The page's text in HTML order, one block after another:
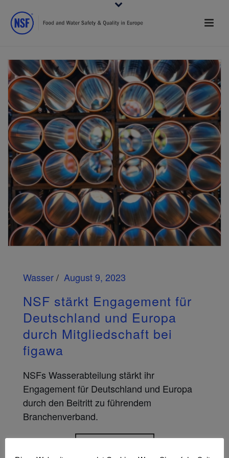
Wasser August 9, 2023
NSF stärkt Engagement für
Deutschland und Europa
durch Mitgliedschaft bei
figawa
NSFs Wasserabteilung stärkt ihr
Engagement für Deutschland und Europa
durch den Beitritt zu führendem
Branchenverband.